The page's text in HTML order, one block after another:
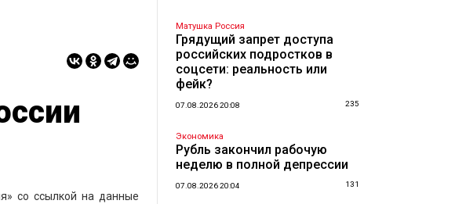
со ссылкой на данные
Матушка Россия
Грядущий запрет доступа
российских подростков в
соцсети: реальность или
фейк?
07.08.2026 20:08 235
Экономика
Рубль закончил рабочую
неделю в полной депрессии
07.08.2026 20:04 131